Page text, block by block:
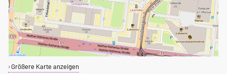
Größere Karte anzeigen